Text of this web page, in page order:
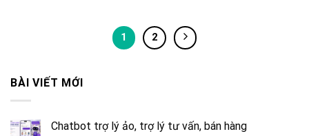
1 2
BÀI VIẾT MỚI
Chatbot trợ lý ảo, trợ lý tư vấn, bán hàng